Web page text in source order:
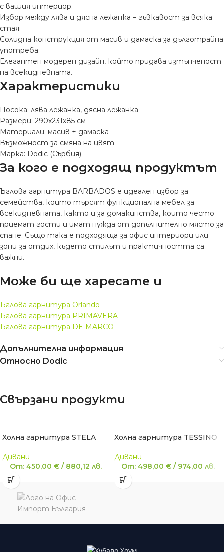
с вашия интериор.
Избор между лява и дясна лежанка – гъвкавост за всяка
стая.
Солидна конструкция от масив и дамаска за дълготрайна
употреба.
Елегантен модерен дизайн, който придава изтънченост
на всекидневната.
Характеристики
Посока: лява лежанка, дясна лежанка
Размери: 290х231х85 см
Материали: масив + дамаска
Възможност за смяна на цвят
Марка: Dodic (Сърбия)
За кого е подходящ продуктът
Ъглова гарнитура BARBADOS е идеален избор за
семейства, които търсят функционална мебел за
всекидневната, както и за домакинства, които често
приемат гости и имат нужда от допълнително място за
спане. Също така е подходяща за офис интериори или
зони за отдих, където стилът и практичността са
важни.
Може би ще харесате и
Ъглова гарнитура Orlando
Ъглова гарнитура PRIMAVERA
Ъглова гарнитура DE MARCO
Допълнителна информация
Относно Dodic
Свързани продукти
Холна гарнитура STELA
Дивани
От: 450,00 € / 880,12 лв.
Холна гарнитура TESSINO
Дивани
От: 498,00 € / 974,00 лв.